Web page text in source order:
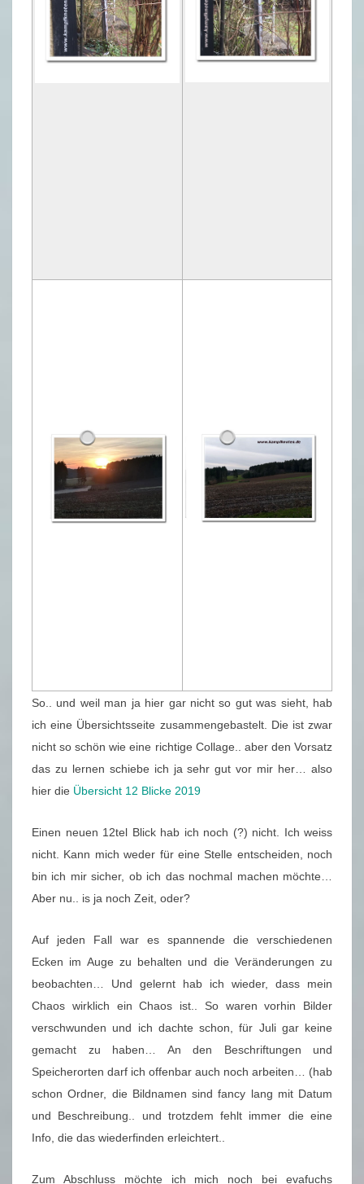
So.. und weil man ja hier gar nicht so gut was sieht, hab
ich eine Übersichtsseite zusammengebastelt. Die ist zwar
nicht so schön wie eine richtige Collage.. aber den Vorsatz
das zu lernen schiebe ich ja sehr gut vor mir her… also
hier die Übersicht 12 Blicke 2019
Einen neuen 12tel Blick hab ich noch (?) nicht. Ich weiss
nicht. Kann mich weder für eine Stelle entscheiden, noch
bin ich mir sicher, ob ich das nochmal machen möchte…
Aber nu.. is ja noch Zeit, oder?
Auf jeden Fall war es spannende die verschiedenen
Ecken im Auge zu behalten und die Veränderungen zu
beobachten… Und gelernt hab ich wieder, dass mein
Chaos wirklich ein Chaos ist.. So waren vorhin Bilder
verschwunden und ich dachte schon, für Juli gar keine
gemacht zu haben… An den Beschriftungen und
Speicherorten darf ich offenbar auch noch arbeiten… (hab
schon Ordner, die Bildnamen sind fancy lang mit Datum
und Beschreibung.. und trotzdem fehlt immer die eine
Info, die das wiederfinden erleichtert..
Zum Abschluss möchte ich mich noch bei evafuchs